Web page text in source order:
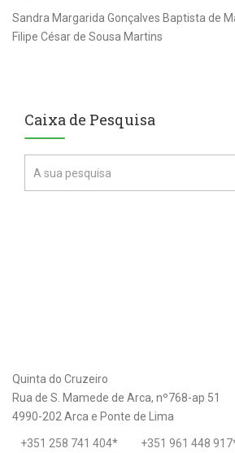
Sandra Margarida Gonçalves Baptista de
Filipe César de Sousa Martins
Caixa de Pesquisa
Quinta do Cruzeiro
Rua de S. Mamede de Arca, nº768-ap 51
4990-202 Arca e Ponte de Lima
+351 258 741 404* +351 961 448 917